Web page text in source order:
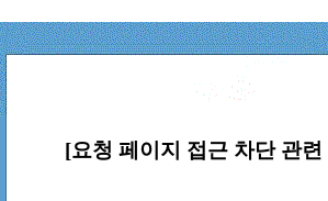
[요청 페이지 접근 차단 관